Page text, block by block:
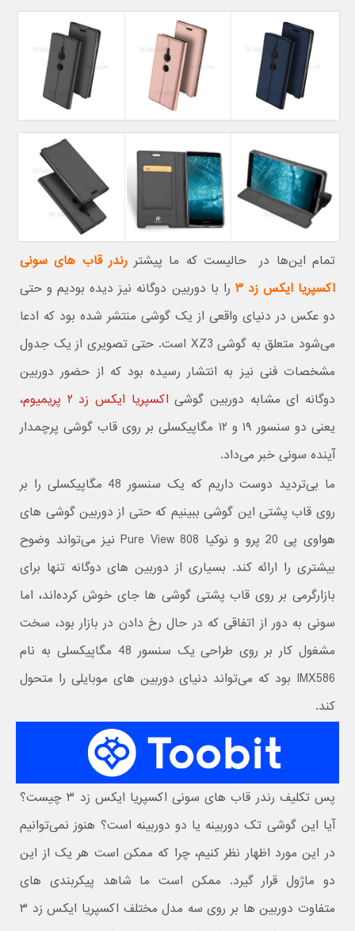
تمام این‌ها در حالیست که ما پیشتررندر قاب های سونی
اکسپریا ایکس زد ۳
را با دوربین دوگانه نیز دیده بودیم و حتی
دو عکس در دنیای واقعی از یک گوشی منتشر شده بود که ادعا
می‌شود متعلق به گوشی XZ3 است. حتی تصویری از یک جدول
مشخصات فنی نیز به انتشار رسیده بود که از حضور دوربین
دوگانه ای مشابه دوربین گوشی اکسپریا ایکس زد ۲ پریمیوم
،
یعنی دو سنسور ۱۹ و ۱۲ مگاپیکسلی بر روی قاب گوشی پرچمدار
آینده سونی خبر می‌داد.
ما بی‌تردید دوست داریم که یک سنسور 48 مگاپیکسلی را بر
روی قاب پشتی این گوشی ببینیم که حتی از دوربین گوشی های
هواوی پی 20 پرو و نوکیا 808 Pure View نیز می‌تواند وضوح
بیشتری را ارائه کند. بسیاری از دوربین های دوگانه تنها برای
بازارگرمی بر روی قاب پشتی گوشی ها جای خوش کرده‌اند، اما
سونی به دور از اتفاقی که در حال رخ دادن در بازار بود، سخت
مشغول کار بر روی طراحی یک سنسور 48 مگاپیکسلی به نام
IMX586 بود که می‌تواند دنیای دوربین های موبایلی را متحول
کند.
پس تکلیف رندر قاب های سونی اکسپریا ایکس زد ۳ چیست؟
آیا این گوشی تک دوربینه یا دو دوربینه است؟ هنوز نمی‌توانیم
در این مورد اظهار نظر کنیم، چرا که ممکن است هر یک از این
دو ماژول قرار گیرد. ممکن است ما شاهد پیکربندی های
متفاوت دوربین ها بر روی سه مدل مختلف اکسپریا ایکس زد ۳